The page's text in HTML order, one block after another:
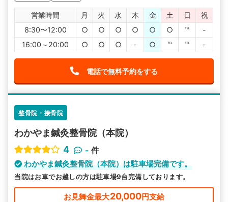
営業時間 月 火 水 木 金 土 日
祝
8:30〜12:00
○ ○ ○ ○ ○ ○ ℡
-
16:00～20:00
○ ○ ○ - ○ ℡ ℡ -
電話で無料予約をする
整骨院・接骨院
わかやま鍼灸整骨院（本院）
4
- 件
わかやま鍼灸整骨院（本院）は駐車場完備です。
当院はお車でお越しの方は駐車場9台完備しております。
お見舞金最大20,000円支給